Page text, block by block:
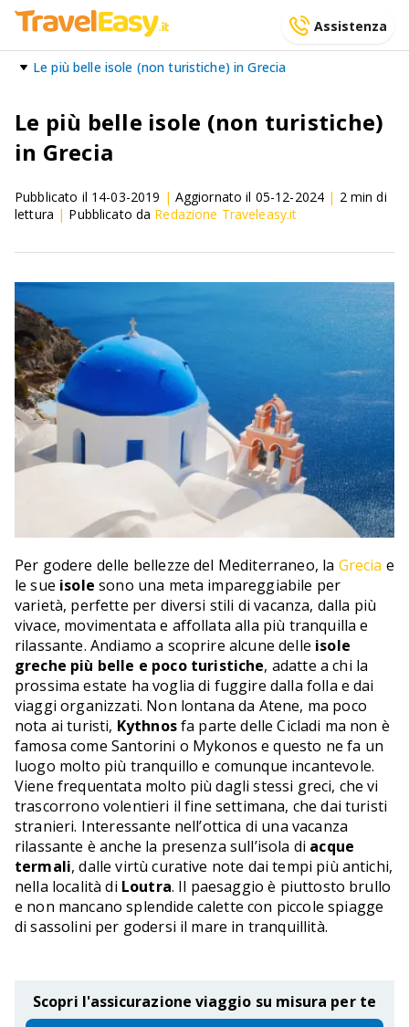
Assistenza
Le più belle isole (non turistiche) in Grecia
Le più belle isole (non turistiche)
in Grecia
Pubblicato il 14-03-2019 | Aggiornato il 05-12-2024 | 2min di
lettura | Pubblicato da Redazione Traveleasy.it
Per godere delle bellezze del Mediterraneo, la Grecia e
le sue isole sono una meta impareggiabile per
varietà, perfette per diversi stili di vacanza, dalla più
vivace, movimentata e affollata alla più tranquilla e
rilassante. Andiamo a scoprire alcune delle isole
greche più belle e poco turistiche, adatte a chi la
prossima estate ha voglia di fuggire dalla folla e dai
viaggi organizzati. Non lontana da Atene, ma poco
nota ai turisti, Kythnosfa parte delle Cicladi ma non è
famosa come Santorini o Mykonos e questo ne fa un
luogo molto più tranquillo e comunque incantevole.
Viene frequentata molto più dagli stessi greci, che vi
trascorrono volentieri il fine settimana, che dai turisti
stranieri. Interessante nell’ottica di una vacanza
rilassante è anche la presenza sull’isola di acque
termali, dalle virtù curative note dai tempi più antichi,
nella località di Loutra. Il paesaggio è piuttosto brullo
e non mancano splendide calette con piccole spiagge
di sassolini per godersi il mare in tranquillità.
Scopri l'assicurazione viaggio su misura per te